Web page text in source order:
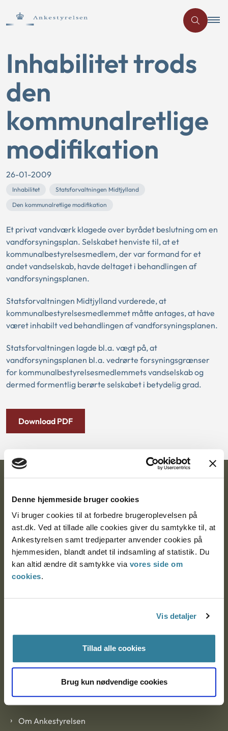
Denne hjemmeside bruger cookies
Vi bruger cookies til at forbedre brugeroplevelsen på
ast.dk. Ved at tillade alle cookies giver du samtykke til, at
Ankestyrelsen samt tredjeparter anvender cookies på
hjemmesiden, blandt andet til indsamling af statistik. Du
kan altid ændre dit samtykke via vores side om
cookies.
Vis detaljer
Tillad alle cookies
Brug kun nødvendige cookies
Inhabilitet trods
den
kommunalretlige
modifikation
26-01-2009
Inhabilitet
Statsforvaltningen Midtjylland
Den kommunalretlige modifikation
Et privat vandværk klagede over byrådet beslutning om en
vandforsyningsplan. Selskabet henviste til, at et
kommunalbestyrelsesmedlem, der var formand for et
andet vandselskab, havde deltaget i behandlingen af
vandforsyningsplanen.
Statsforvaltningen Midtjylland vurderede, at
kommunalbestyrelsesmedlemmet måtte antages, at have
været inhabilt ved behandlingen af vandforsyningsplanen.
Statsforvaltningen lagde bl.a. vægt på, at
vandforsyningsplanen bl.a. vedrørte forsyningsgrænser
for kommunalbestyrelsesmedlemmets vandselskab og
dermed formentlig berørte selskabet i betydelig grad.
Download PDF
Postadresse:
Nytorv 7, 2. sal
9000 Aalborg
Ankestyrelsen Aalborg
EAN: 57 98 000 35 48 21
Om Ankestyrelsen
Om Ankestyrelsen